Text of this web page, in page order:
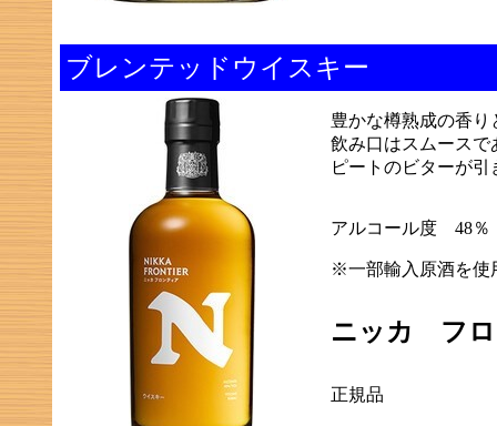
ブレンテッドウイスキー
豊かな樽熟成の香
飲み口はスムースで
ピートのビターが
アルコール度 48％
※一部輸入原酒を使
ニッカ フロ
正規品